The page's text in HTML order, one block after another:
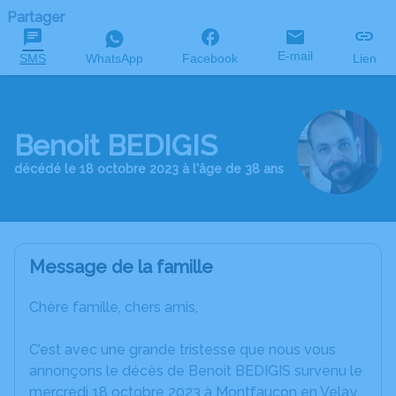
Partager
SMS WhatsApp Facebook E-mail Lien
Benoit BEDIGIS
décédé le 18 octobre 2023 à l'âge de 38 ans
Message de la famille
Chère famille, chers amis,
C’est avec une grande tristesse que nous vous
annonçons le décès de Benoit BEDIGIS survenu le
mercredi 18 octobre 2023 à Montfaucon en Velay.